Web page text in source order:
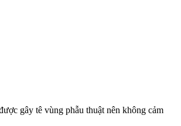
gây tê vùng phẫu thuật nên không cảm